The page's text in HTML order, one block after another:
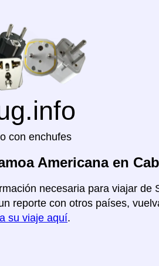
con enchufes
Americana en
necesaria para viajar de
reporte con otros países,
su viaje aquí.